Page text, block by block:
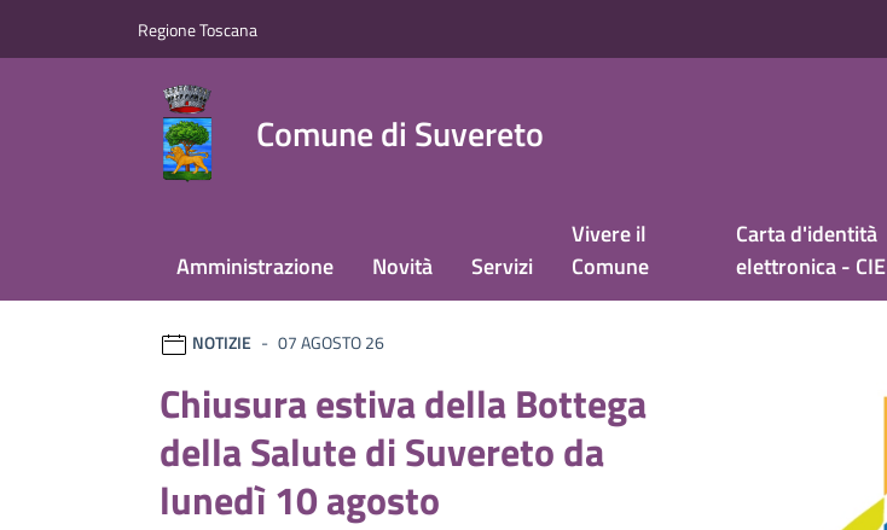
Regione Toscana
Comune di Suvereto
Amministrazione Novità Servizi
Vivere il
Comune
Carta d'identità
elettronica - CIE
Comune di Suvereto
Ultime notizie
NOTIZIE 07 AGOSTO 26
Chiusura estiva della Bottega
della Salute di Suvereto da
lunedì 10 agosto